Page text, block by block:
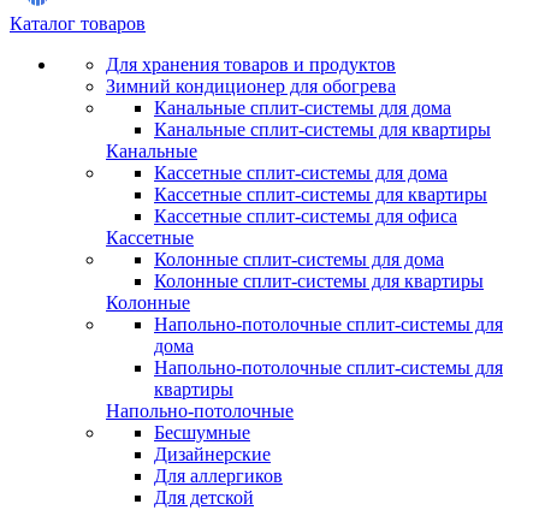
Каталог товаров
Для хранения товаров и продуктов
Зимний кондиционер для обогрева
Канальные сплит-системы для дома
Канальные сплит-системы для квартиры
Канальные
Кассетные сплит-системы для дома
Кассетные сплит-системы для квартиры
Кассетные сплит-системы для офиса
Кассетные
Колонные сплит-системы для дома
Колонные сплит-системы для квартиры
Колонные
Напольно-потолочные сплит-системы для
дома
Напольно-потолочные сплит-системы для
квартиры
Напольно-потолочные
Бесшумные
Дизайнерские
Для аллергиков
Для детской